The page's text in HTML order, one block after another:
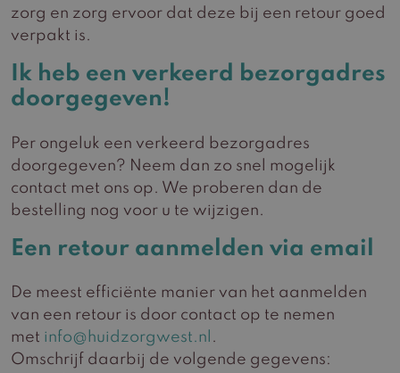
zorg en zorg ervoor dat deze bij een retour goed
verpakt is.
Ik heb een verkeerd bezorgadres
doorgegeven!
Per ongeluk een verkeerd bezorgadres
doorgegeven? Neem dan zo snel mogelijk
contact met ons op. We proberen dan de
bestelling nog voor u te wijzigen.
Een retour aanmelden via email
De meest efficiënte manier van het aanmelden
van een retour is door contact op te nemen
met info@huidzorgwest.nl .
Omschrijf daarbij de volgende gegevens: